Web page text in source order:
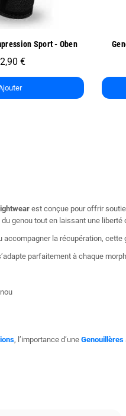
rapide
Exo One - Oben
€ 7,45 €
est conçue pour offrir
genou tout en laissant une liberté
accompagner la récupération,
parfaitement à chaque
, l’importance d’une Genouillères